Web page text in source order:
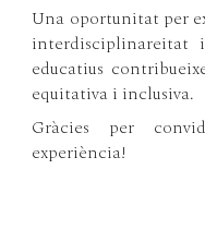
Una oportunitat per
interdisciplinareitat
educatius
equitativa i inclusiva.
Gràcies per
experiència!